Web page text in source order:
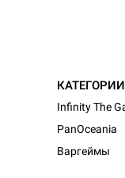
КАТЕГОРИИ
Infinity The
PanOceania
Варгеймы